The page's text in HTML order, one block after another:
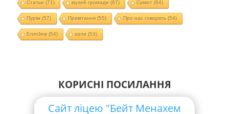
Статьи (71) музей громади (67) Суккот (64)
Пурім (57) Привітання(55) Про нас говорять (54)
EnerJew(54) хали (53)
КОРИСНІ ПОСИЛАННЯ
Сайт ліцею "Бейт Менахем